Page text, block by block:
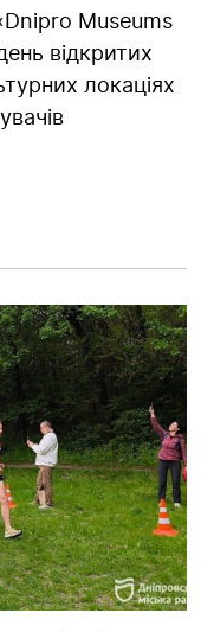
Museums
відкритих
локаціях